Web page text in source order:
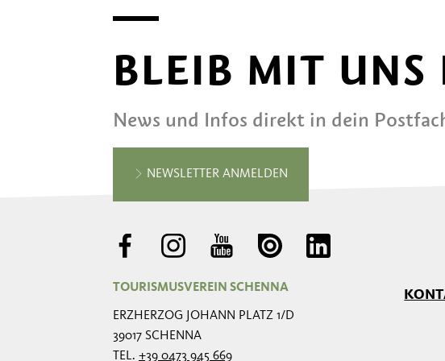
BLEIB MIT
News und Infos direkt in dein
NEWSLETTER ANMELDEN
TOURISMUSVEREIN SCHENNA
ERZHERZOG JOHANN PLATZ 1/D
39017 SCHENNA
TEL. +39 0473 945 669